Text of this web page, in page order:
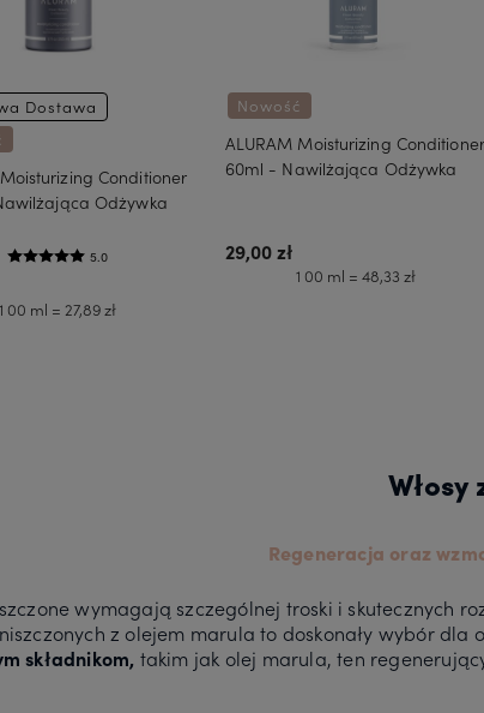
Dostawa
Conditioner
Odżywka
5.0
1 00 ml = 27,89 zł
Nowość
ALURAM Moisturizing Conditioner
60ml - Nawilżająca Odżywka
29,00 zł
1 00 ml = 48,33 zł
Włosy
Regeneracja oraz
wymagają szczególnej troski i skutecznych
z olejem marula to doskonały wybór
składnikom, takim jak olej marula, ten